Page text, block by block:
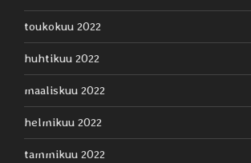
toukokuu 2022
huhtikuu 2022
maaliskuu 2022
helmikuu 2022
tammikuu 2022